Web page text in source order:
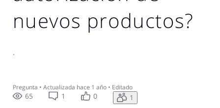
nuevos productos?
.
Pregunta • Actualizada hace 1 año• Editado
65 1 0 1